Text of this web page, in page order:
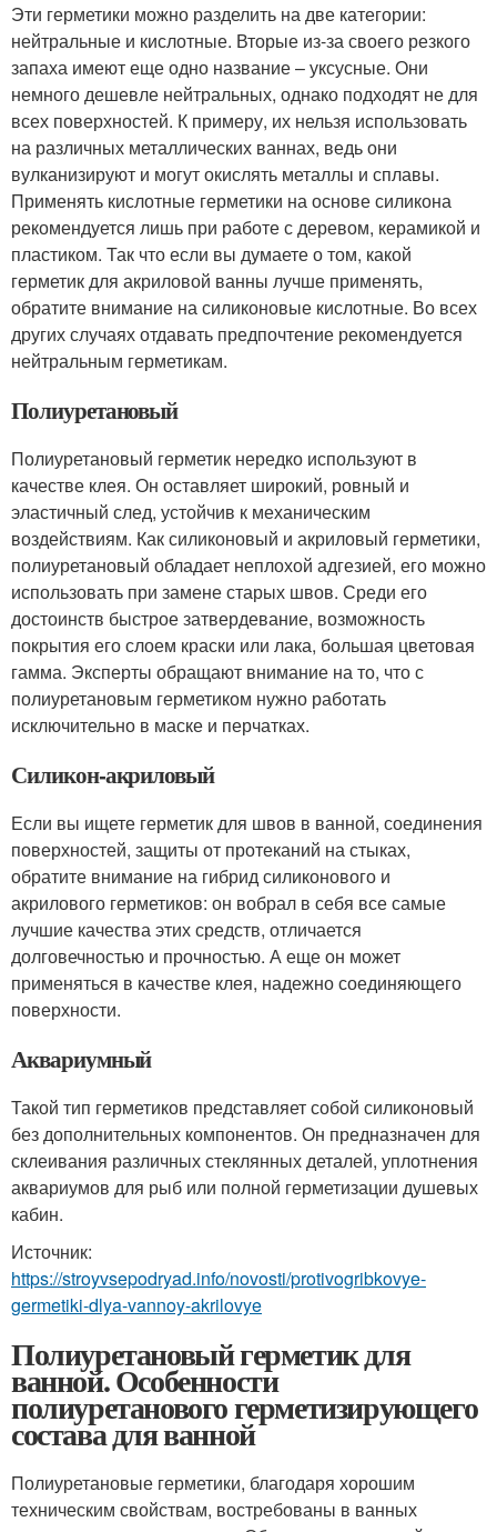
Эти герметики можно разделить на две категории:
нейтральные и кислотные. Вторые из-за своего резкого
запаха имеют еще одно название – уксусные. Они
немного дешевле нейтральных, однако подходят не для
всех поверхностей. К примеру, их нельзя использовать
на различных металлических ваннах, ведь они
вулканизируют и могут окислять металлы и сплавы.
Применять кислотные герметики на основе силикона
рекомендуется лишь при работе с деревом, керамикой и
пластиком. Так что если вы думаете о том, какой
герметик для акриловой ванны лучше применять,
обратите внимание на силиконовые кислотные. Во всех
других случаях отдавать предпочтение рекомендуется
нейтральным герметикам.
Полиуретановый
Полиуретановый герметик нередко используют в
качестве клея. Он оставляет широкий, ровный и
эластичный след, устойчив к механическим
воздействиям. Как силиконовый и акриловый герметики,
полиуретановый обладает неплохой адгезией, его можно
использовать при замене старых швов. Среди его
достоинств быстрое затвердевание, возможность
покрытия его слоем краски или лака, большая цветовая
гамма. Эксперты обращают внимание на то, что с
полиуретановым герметиком нужно работать
исключительно в маске и перчатках.
Силикон-акриловый
Если вы ищете герметик для швов в ванной, соединения
поверхностей, защиты от протеканий на стыках,
обратите внимание на гибрид силиконового и
акрилового герметиков: он вобрал в себя все самые
лучшие качества этих средств, отличается
долговечностью и прочностью. А еще он может
применяться в качестве клея, надежно соединяющего
поверхности.
Аквариумный
Такой тип герметиков представляет собой силиконовый
без дополнительных компонентов. Он предназначен для
склеивания различных стеклянных деталей, уплотнения
аквариумов для рыб или полной герметизации душевых
кабин.
Источник:
https://stroyvsepodryad.info/novosti/protivogribkovye-
germetiki-dlya-vannoy-akrilovye
Полиуретановый герметик для
ванной. Особенности
полиуретанового герметизирующего
состава для ванной
Полиуретановые герметики, благодаря хорошим
техническим свойствам, востребованы в ванных